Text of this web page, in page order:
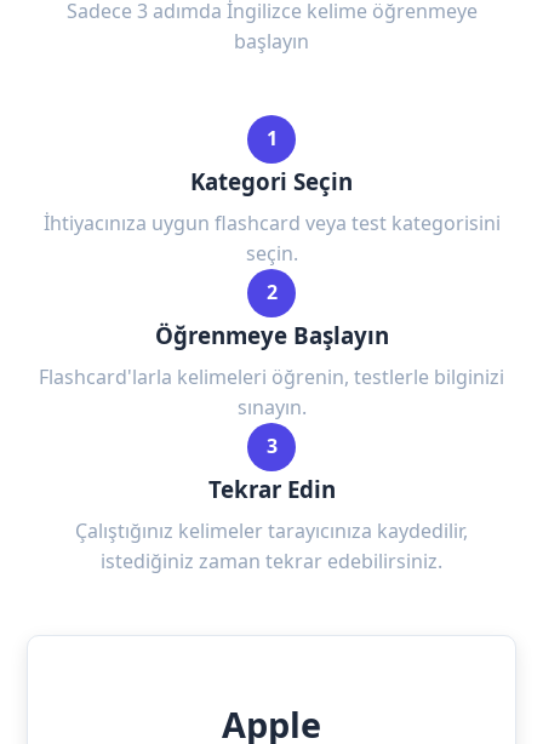
Sadece 3 adımda İngilizce kelime öğrenmeye
başlayın
1
Kategori Seçin
İhtiyacınıza uygun flashcard veya test kategorisini
seçin.
2
Öğrenmeye Başlayın
Flashcard'larla kelimeleri öğrenin, testlerle bilginizi
sınayın.
3
Tekrar Edin
Çalıştığınız kelimeler tarayıcınıza kaydedilir,
istediğiniz zaman tekrar edebilirsiniz.
Apple